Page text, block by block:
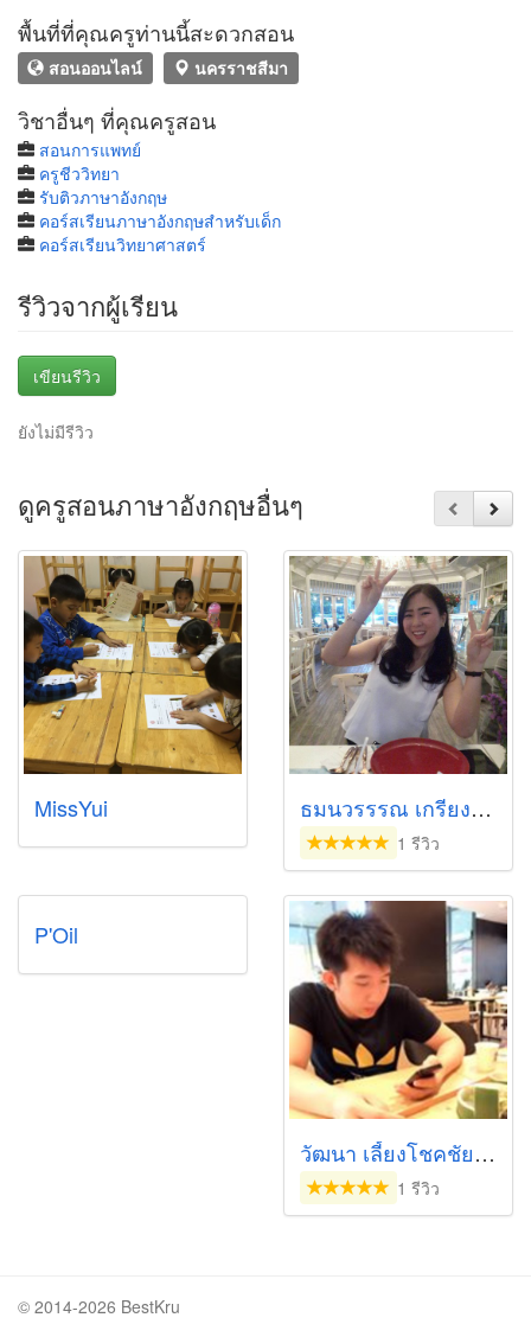
พื้นที่ที่คุณครูท่านนี้สะดวกสอน
สอนออนไลน์ นครราชสีมา
วิชาอื่นๆ ที่คุณครูสอน
สอนการแพทย์
ครูชีววิทยา
รับติวภาษาอังกฤษ
คอร์สเรียนภาษาอังกฤษสำหรับเด็ก
คอร์สเรียนวิทยาศาสตร์
รีวิวจากผู้เรียน
เขียนรีวิว
ยังไม่มีรีวิว
ดูครูสอนภาษาอังกฤษอื่นๆ
MissYui ธมนวรรรณ เกรียงไชยกิจกุล
1 รีวิว
P'Oil
วัฒนา เลี้ยงโชคชัย (เอ)
1 รีวิว
© 2014-2026 BestKru